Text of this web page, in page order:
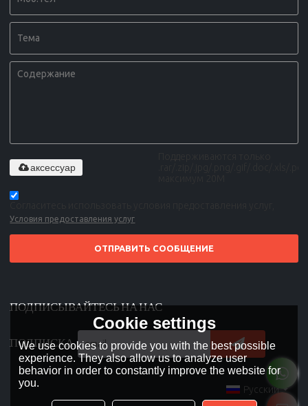
аксессуар
Условия предоставления услуг
ОТПРАВИТЬ СООБЩЕНИЕ
ПОДПИСЫВАЙТЕСЬ НА НАС
ПОДПИСКА
Русский
Cookie settings
We use cookies to provide you with the best possible
experience. They also allow us to analyze user
behavior in order to constantly improve the website for
you.